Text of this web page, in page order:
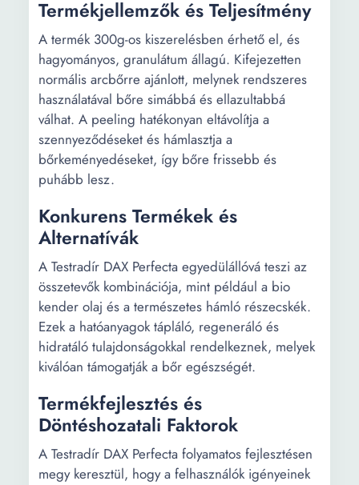
Termékjellemzők és Teljesítmény
A termék 300g-os kiszerelésben érhető el, és
hagyományos, granulátum állagú. Kifejezetten
normális arcbőrre ajánlott, melynek rendszeres
használatával bőre simábbá és ellazultabbá
válhat. A peeling hatékonyan eltávolítja a
szennyeződéseket és hámlasztja a
bőrkeményedéseket, így bőre frissebb és
puhább lesz.
Konkurens Termékek és
Alternatívák
A Testradír DAX Perfecta egyedülállóvá teszi az
összetevők kombinációja, mint például a bio
kender olaj és a természetes hámló részecskék.
Ezek a hatóanyagok tápláló, regeneráló és
hidratáló tulajdonságokkal rendelkeznek, melyek
kiválóan támogatják a bőr egészségét.
Termékfejlesztés és
Döntéshozatali Faktorok
A Testradír DAX Perfecta folyamatos fejlesztésen
megy keresztül, hogy a felhasználók igényeinek